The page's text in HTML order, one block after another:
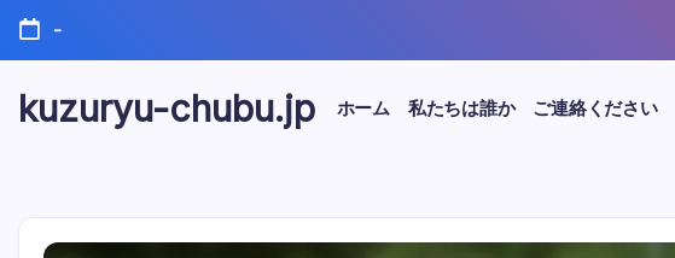
Skip
content
-
kuzuryu-chubu.jp ホーム 私たちは誰か ご連絡ください